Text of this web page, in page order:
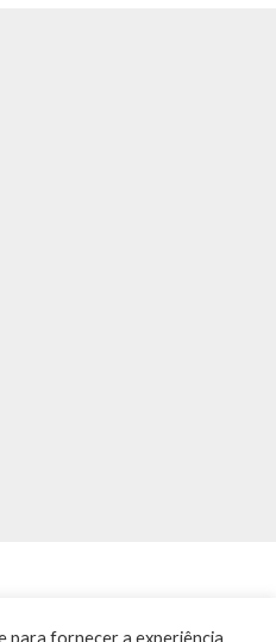
para fornecer a experiência